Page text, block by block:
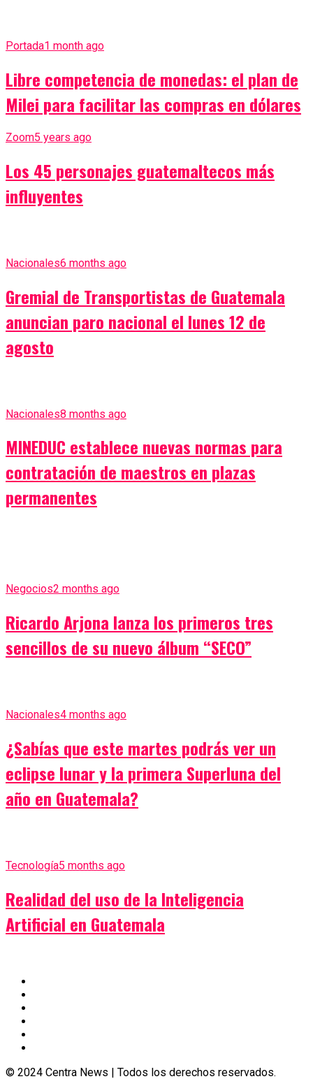
Portada1 month ago
Libre competencia de monedas: el plan de
Milei para facilitar las compras en dólares
Zoom5 years ago
Los 45 personajes guatemaltecos más
influyentes
Nacionales6 months ago
Gremial de Transportistas de Guatemala
anuncian paro nacional el lunes 12 de
agosto
Nacionales8 months ago
MINEDUC establece nuevas normas para
contratación de maestros en plazas
permanentes
Negocios2 months ago
Ricardo Arjona lanza los primeros tres
sencillos de su nuevo álbum “SECO”
Nacionales4 months ago
¿Sabías que este martes podrás ver un
eclipse lunar y la primera Superluna del
año en Guatemala?
Tecnología5 months ago
Realidad del uso de la Inteligencia
Artificial en Guatemala
© 2024 Centra News | Todos los derechos reservados.